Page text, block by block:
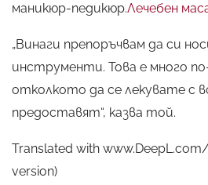
маникюр-педикюр.Лечебен
„Винаги препоръчвам да си
инструменти. Това е много
отколкото да се лекувате с
предоставят“, казва той.
Translated with
version)